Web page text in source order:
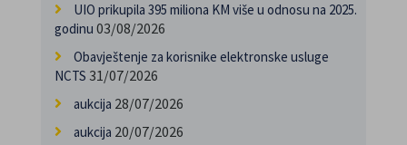
UIO prikupila 395 miliona KM više u odnosu na 2025.
godinu 03/08/2026
Obavještenje za korisnike elektronske usluge
NCTS 31/07/2026
aukcija 28/07/2026
aukcija 20/07/2026